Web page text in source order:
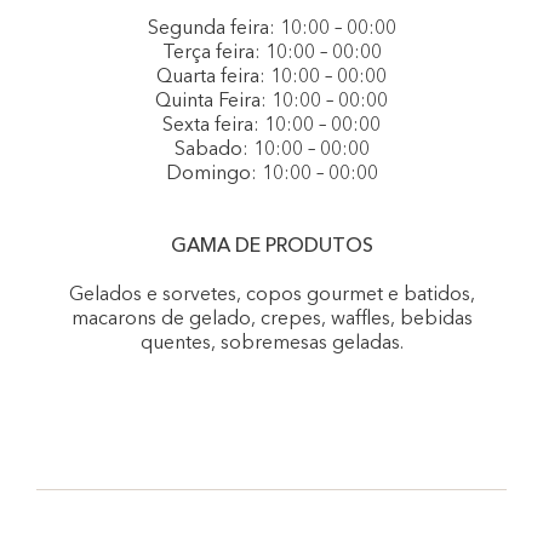
Segunda feira: 10:00 – 00:00
Terça feira: 10:00 – 00:00
Quarta feira: 10:00 – 00:00
Quinta Feira: 10:00 – 00:00
Sexta feira: 10:00 – 00:00
Sabado: 10:00 – 00:00
Domingo: 10:00 – 00:00
GAMA DE PRODUTOS
Gelados e sorvetes, copos gourmet e batidos,
macarons de gelado, crepes, waffles, bebidas
quentes, sobremesas geladas.